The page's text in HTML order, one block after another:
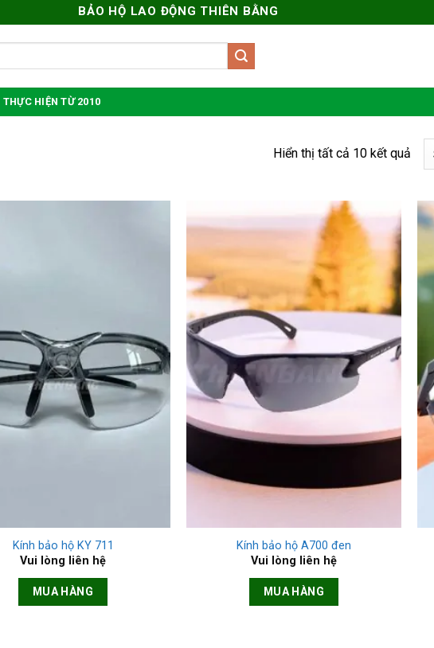
BẢO HỘ LAO ĐỘNG THIÊN BẰNG
THỰC HIỆN TỪ 2010
Hiển thị tất cả 10 kết quảĐã
sắp
theo
mới
Kính bảo hộ KY 711
Vui lòng liên hệ
MUA HÀNG
Kính bảo hộ A700 đen
Vui lòng liên hệ
MUA HÀNG